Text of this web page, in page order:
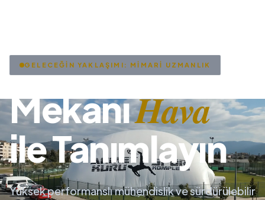
GELECEĞİN YAKLAŞIMI: MİMARİ UZMANLIK
MekanıHava
ile Tanımlayın
Yüksek performanslı mühendislik ve sürdürülebilir